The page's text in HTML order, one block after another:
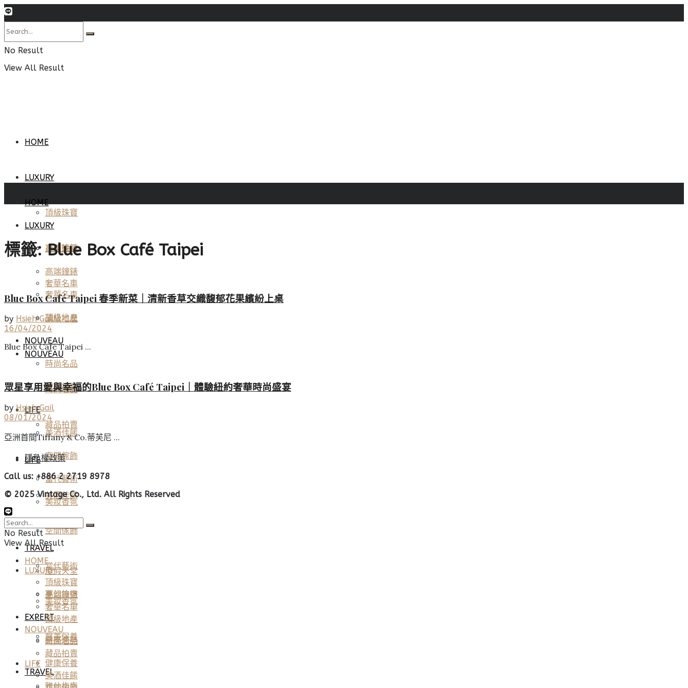
No Result
View All Result
HOME
LUXURY
頂級珠寶
高端鐘錶
奢華名車
頂級地產
NOUVEAU
時尚名品
藏品拍賣
LIFE
美酒佳餚
空間傢飾
當代藝術
美妝香氛
醫美保養
TRAVEL
HOME
LUXURY
頂級珠寶
高端鐘錶
奢華名車
頂級地產
NOUVEAU
時尚名品
藏品拍賣
LIFE
美酒佳餚
空間傢飾
當代藝術
美妝香氛
TRAVEL
度假天堂
夢幻旅宿
EXPERT
星座運勢
健康保養
標籤:Blue Box Café Taipei
Blue Box Café Taipei 春季新菜｜清新香草交織馥郁花果繽紛上桌
by Hsieh Gail
16/04/2024
Blue Box Café Taipei ...
眾星享用愛與幸福的Blue Box Café Taipei｜體驗紐約奢華時尚盛宴
by Hsieh Gail
08/01/2024
亞洲首間Tiffany & Co.蒂芙尼 ...
隱私權政策
Call us: +886 2 2719 8978
© 2025 Vintage Co., Ltd. All Rights Reserved
No Result
View All Result
HOME
LUXURY
頂級珠寶
高端鐘錶
奢華名車
頂級地產
NOUVEAU
時尚名品
藏品拍賣
LIFE
美酒佳餚